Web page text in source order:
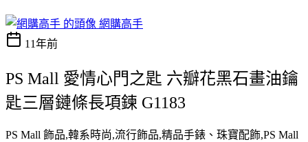
網購高手
11年前
PS Mall 愛情心門之匙 六瓣花黑石畫油鑰
匙三層鏈條長項鍊 G1183
PS Mall 飾品,韓系時尚,流行飾品,精品手錶、珠寶配飾,PS Mall